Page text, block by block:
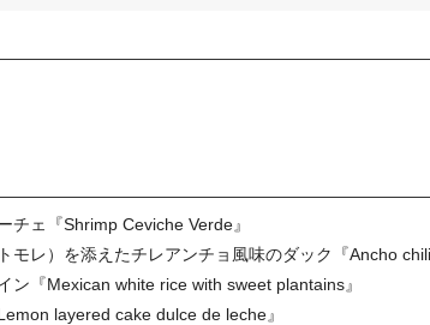
ェ『Shrimp Ceviche Verde』
モレ）を添えたチレアンチョ風味のダック『Ancho
『Mexican white rice with sweet plantains』
layered cake dulce de leche』